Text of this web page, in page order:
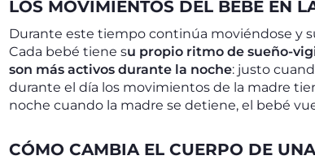
LOS MOVIMIENTOS DEL BEBÉ EN
Durante este tiempo continúa moviéndose y
Cada bebé tiene su propio ritmo de sueño-
son más activos durante la noche: justo
durante el día los movimientos de la madre
noche cuando la madre se detiene, el bebé
CÓMO CAMBIA EL CUERPO DE